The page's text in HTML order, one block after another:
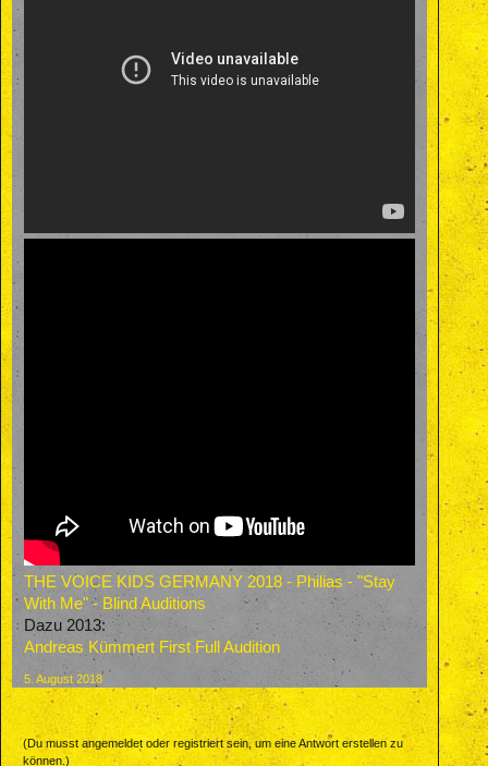
THE VOICE KIDS GERMANY 2018 - Philias - "Stay
With Me" - Blind Auditions
Dazu 2013:
Andreas Kümmert First Full Audition
5. August 2018
(Du musst angemeldet oder registriert sein, um eine Antwort erstellen zu
können.)